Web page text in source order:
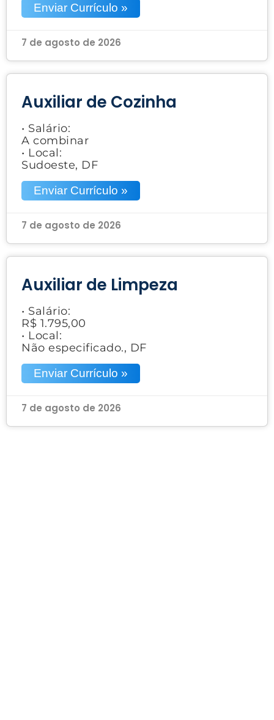
Enviar Currículo »
7 de agosto de 2026
Auxiliar de Cozinha
• Salário:
A combinar
• Local:
Sudoeste, DF
Enviar Currículo »
7 de agosto de 2026
Auxiliar de Limpeza
• Salário:
R$ 1.795,00
• Local:
Não especificado., DF
Enviar Currículo »
7 de agosto de 2026